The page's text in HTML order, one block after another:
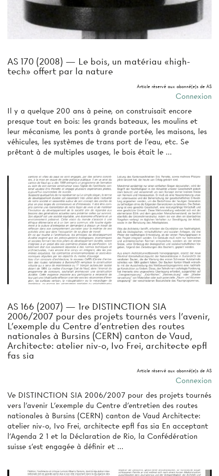
AS 170 (2008) — Le bois, un matériau «high-
tech» offert par la nature
Article réservé aux abonné(e)s de AS
Connexion
Il y a quelque 200 ans à peine, on construisait encore
presque tout en bois: les grands bateaux, les moulins et
leur mécanisme, les ponts à grande portée, les maisons, les
véhicules, les systèmes de trans­ port de l'eau, etc. Se
prêtant à de multiples usages, le bois était le …
AS 166 (2007) — 1re DISTINCTION SIA
2006/2007 pour des projets tournés vers l'avenir,
L'exemple du Centre d'entretien des routes
nationales à Bursins (CERN) canton de Vaud,
Architecte: atelier niv-o, Ivo Frei, architecte epfl
fas sia
Article réservé aux abonné(e)s de AS
Connexion
Ve DISTINCTION SIA 2006/2007 pour des projets tournés
vers l'avenir L'exemple du Centre d'entretien des routes
nationales à Bursins (CERN) canton de Vaud Architecte:
atelier niv-o, Ivo Frei, architecte epfl fas sia En acceptant
l'Agenda 2 1 et la Déclaration de Rio, la Confédération
suisse s'est engagée à définir et …